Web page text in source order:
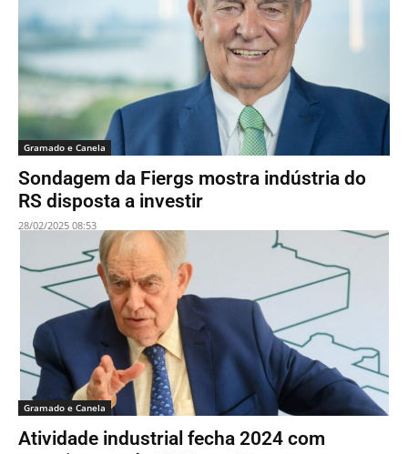
Gramado e Canela
Sondagem da Fiergs mostra indústria do
RS disposta a investir
28/02/2025 08:53
Gramado e Canela
Atividade industrial fecha 2024 com